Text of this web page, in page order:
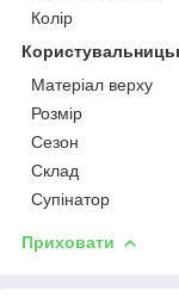
Колір
Матеріал верху
Розмір
Сезон
Склад
Супінатор
Приховати